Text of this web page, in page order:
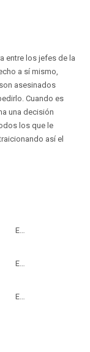
entre los jefes de la
a sí mismo,
asesinados
Cuando es
una decisión
los que le
así el
Estreno
Estreno
Estreno